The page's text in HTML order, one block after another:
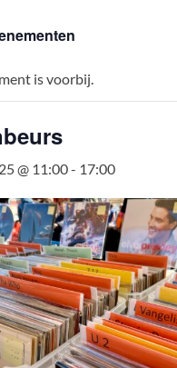
is voorbij.
@ 11:00- 17:00